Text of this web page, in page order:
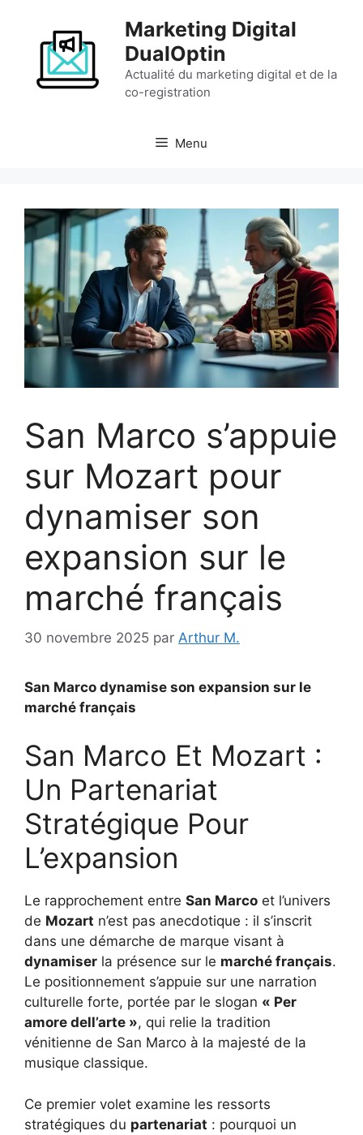
contenu
Marketing Digital
DualOptin
Actualité du marketing digital et de la
co-registration
Menu
San Marco s’appuie
sur Mozart pour
dynamiser son
expansion sur le
marché français
30 novembre 2025 par Arthur M.
San Marco dynamise son expansion sur le
marché français
San Marco Et Mozart :
Un Partenariat
Stratégique Pour
L’expansion
Le rapprochement entre San Marco et l’univers
de Mozart n’est pas anecdotique : il s’inscrit
dans une démarche de marque visant à
dynamiser la présence sur le marché français.
Le positionnement s’appuie sur une narration
culturelle forte, portée par le slogan « Per
amore dell’arte », qui relie la tradition
vénitienne de San Marco à la majesté de la
musique classique.
Ce premier volet examine les ressorts
stratégiques du partenariat : pourquoi un